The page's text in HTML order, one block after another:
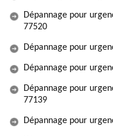
Dépannage pour
77520
Dépannage pour
Dépannage pour
Dépannage pour
77139
Dépannage pour